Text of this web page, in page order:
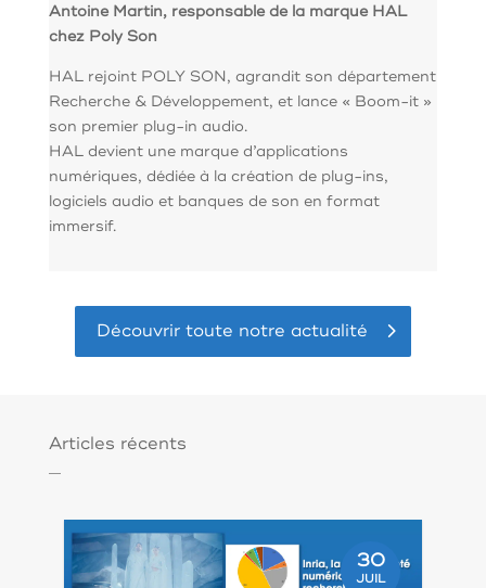
Antoine Martin, responsable de la marque HAL
chez Poly Son
HAL rejoint POLY SON, agrandit son département
Recherche & Développement, et lance « Boom-it »
son premier plug-in audio.
HAL devient une marque d’applications
numériques, dédiée à la création de plug-ins,
logiciels audio et banques de son en format
immersif.
Découvrir toute notre actualité
Articles récents
30
JUIL